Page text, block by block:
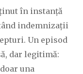
în instanță
indemnizații
Un episod
dar legitimă:
una